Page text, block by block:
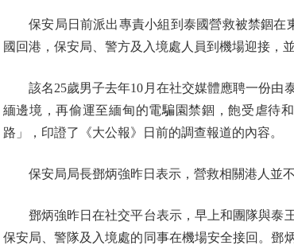
保安局日前派出專責小組到泰國營救被禁錮在
國回港，保安局、警方及入境處人員到機場迎接，並
該名25歲男子去年10月在社交媒體應聘一份由
緬邊境，再偷運至緬甸的電騙園禁錮，飽受虐待
路」，印證了《大公報》日前的調查報道的內容。
保安局局長鄧炳強昨日表示，營救相關港人並不
鄧炳強昨日在社交平台表示，早上和團隊與泰王
保安局、警隊及入境處的同事在機場安全接回。鄧